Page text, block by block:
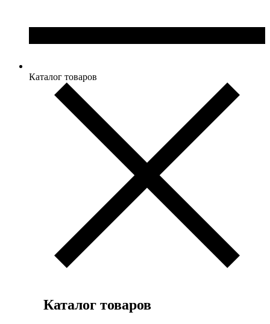
Каталог товаров
Каталог товаров